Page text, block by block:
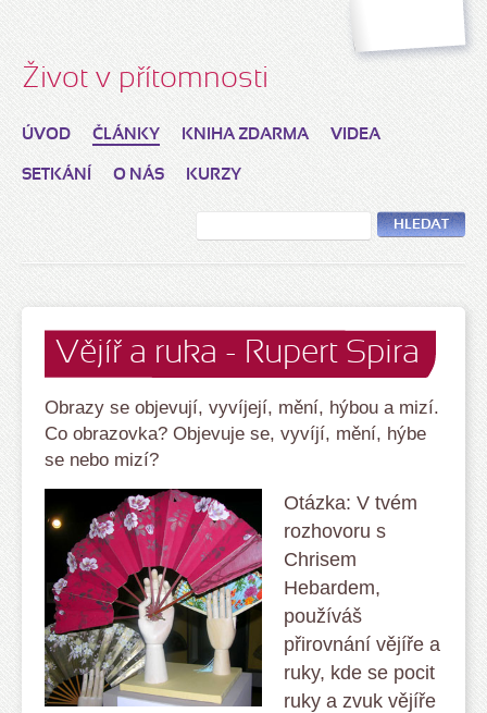
Život v přítomnosti
ÚVOD ČLÁNKY KNIHA ZDARMA VIDEA
SETKÁNÍ O NÁS KURZY
HLEDAT
Vějíř a ruka - Rupert Spira
Obrazy se objevují, vyvíjejí, mění, hýbou a mizí.
Co obrazovka? Objevuje se, vyvíjí, mění, hýbe
se nebo mizí?
Otázka: V tvém
rozhovoru s
Chrisem
Hebardem,
používáš
přirovnání vějíře a
ruky, kde se pocit
ruky a zvuk vějíře